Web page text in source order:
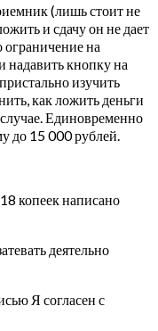
(лишь стоит не
и сдачу он не дает
ограничение на
кнопку на
изучить
как ложить деньги
Единовременно
до 15 000 рублей.
копеек написано
деятельно
Я согласен с